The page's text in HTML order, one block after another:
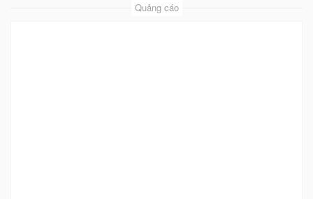
Quảng cáo